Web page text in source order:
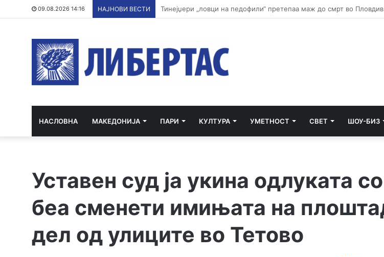
09.08.2026 14:16 НАЈНОВИ ВЕСТИ Апсења во Карпош: Запленети кокаин, марихуана и дигитална
НАСЛОВНА МАКЕДОНИЈА ПАРИ КУЛТУРА УМЕТНОСТ СВЕТ ШОУ-БИЗ
Уставeн суд ја укина одлуката со
беа сменети имињата на
дел од улиците во Тетово